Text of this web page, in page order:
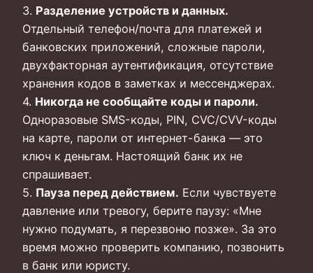
3. Разделение устройств и данных.
Отдельный телефон/почта для платежей и
банковских приложений, сложные пароли,
двухфакторная аутентификация, отсутствие
хранения кодов в заметках и мессенджерах.
4. Никогда не сообщайте коды и пароли.
Одноразовые SMS-коды, PIN, CVC/CVV-коды
на карте, пароли от интернет-банка — это
ключ к деньгам. Настоящий банк их не
спрашивает.
5. Пауза перед действием. Если чувствуете
давление или тревогу, берите паузу: «Мне
нужно подумать, я перезвоню позже». За это
время можно проверить компанию, позвонить
в банк или юристу.